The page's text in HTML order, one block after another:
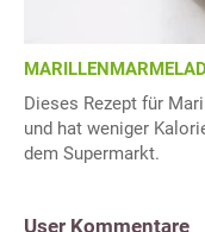
Dieses Rezept für
und hat weniger
dem Supermarkt.
User Kommentare